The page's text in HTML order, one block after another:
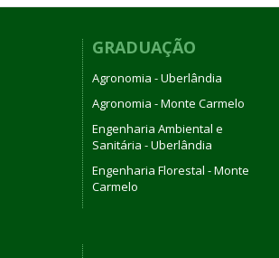
GRADUAÇÃO
Agronomia - Uberlândia
Agronomia - Monte Carmelo
Engenharia Ambiental e
Sanitária - Uberlândia
Engenharia Florestal - Monte
Carmelo